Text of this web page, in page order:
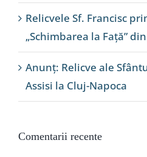
Relicvele Sf. Francisc
„Schimbarea la Față”
Anunț: Relicve ale
Assisi la Cluj-Napoca
Comentarii recente